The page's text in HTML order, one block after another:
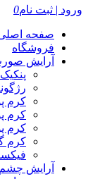
ورود | ثبت نام0
صفحه
فروشگاه
آرایش
پنکیک
کرم
کرم
کرم
کرم
آرایش چشم